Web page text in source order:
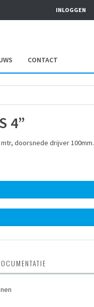
INLOGGEN
CONTACT
4”
doorsnede drijver 100mm.